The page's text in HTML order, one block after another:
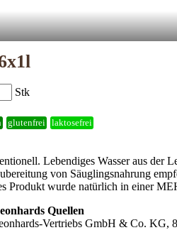
Stk
glutenfrei laktosefrei
Lebendiges Wasser aus der
von Säuglingsnahrung
Produkt wurde natürlich in einer
Quellen
Vertriebs GmbH & Co. KG,